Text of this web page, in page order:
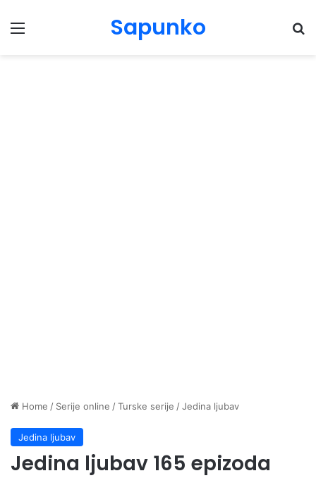
Menu Sapunko
Home / Serije online /Turske serije /Jedina ljubav
Jedina ljubav
Jedina ljubav 165 epizoda